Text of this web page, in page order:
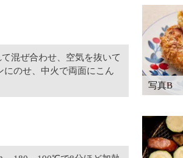
混ぜ合わせ、空気を抜いて
にのせ、中火で両面にこん
写真B